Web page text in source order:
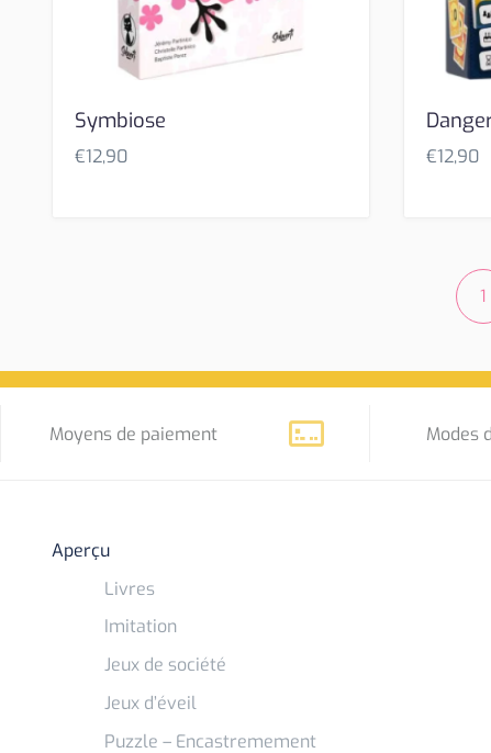
Symbiose
€12,90 €12,90
1
Moyens de paiement Modes
Aperçu
Livres
Imitation
Jeux de société
Jeux d’éveil
Puzzle – Encastremement